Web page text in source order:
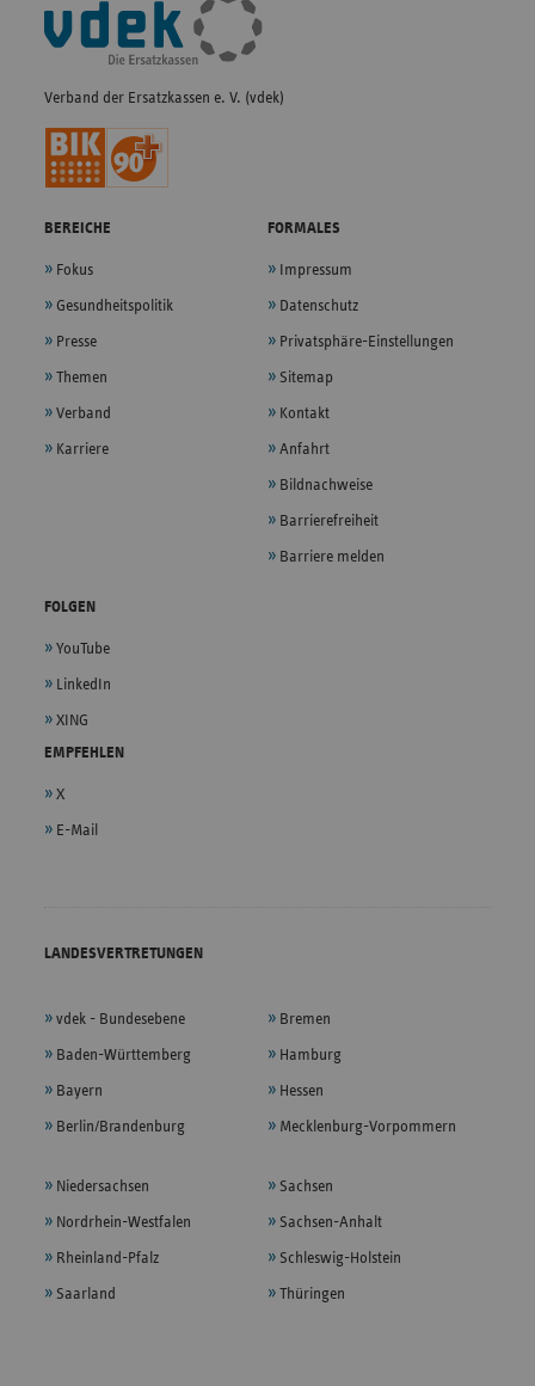
Fußleisten-
Navigation
Verband der Ersatzkassen e. V. (vdek)
BEREICHE
Fokus
Gesundheitspolitik
Presse
Themen
Verband
Karriere
FORMALES
Impressum
Datenschutz
Privatsphäre-Einstellungen
Sitemap
Kontakt
Anfahrt
Bildnachweise
Barrierefreiheit
Barriere melden
FOLGEN
YouTube
LinkedIn
XING
EMPFEHLEN
X
E-Mail
LANDESVERTRETUNGEN
vdek - Bundesebene
Baden-Württemberg
Bayern
Berlin/Brandenburg
Bremen
Hamburg
Hessen
Mecklenburg-Vorpommern
Niedersachsen
Nordrhein-Westfalen
Rheinland-Pfalz
Saarland
Sachsen
Sachsen-Anhalt
Schleswig-Holstein
Thüringen